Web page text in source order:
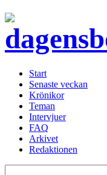
Start
Senaste veckan
Krönikor
Teman
Intervjuer
FAQ
Arkivet
Redaktionen